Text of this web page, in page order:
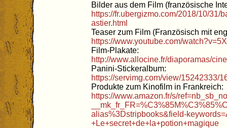
Bilder aus dem Film (französische
https://fr.ubergizmo.com/2018/10/31/
astier.html
Teaser zum Film (Französisch mit
https://www.youtube.com/
Film-Plakate:
http://www.allocine.fr/diaporamas/
Panini-Stickeralbum:
https://servimg.com/view/15242333/
Produkte zum Kinofilm in Frankreich:
https://www.amazon.fr/s/
alias%3Dstripbooks&field-
+Le+secret+de+la+potion+magique